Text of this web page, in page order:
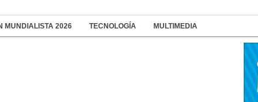
MUNDIALISTA 2026 TECNOLOGÍA MULTIMEDIA